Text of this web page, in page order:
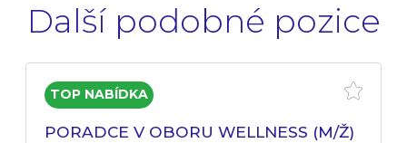
Další podobné pozice
PORADCE V OBORU WELLNESS (M/Ž)